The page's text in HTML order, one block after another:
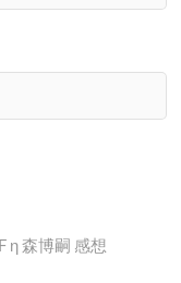
η 森博嗣 感想